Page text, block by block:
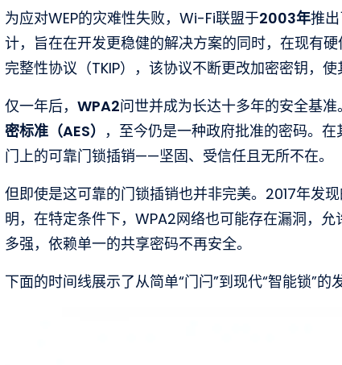
为应对WEP的灾难性失败，Wi-Fi联盟于2003年推
计，旨在在开发更稳健的解决方案的同时，在现有
完整性协议（TKIP），该协议不断更改加密密钥，使
仅一年后， WPA2问世并成为长达十多年的安全基
密标准（AES） ，至今仍是一种政府批准的密码。
门上的可靠门锁插销——坚固、受信任且无所不在。
但即使是这可靠的门锁插销也并非完美。2017年发
明，在特定条件下，WPA2网络也可能存在漏洞，
多强，依赖单一的共享密码不再安全。
下面的时间线展示了从简单“门闩”到现代“智能锁”的